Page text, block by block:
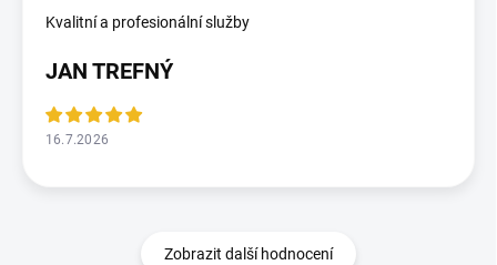
Kvalitní a profesionální služby
JAN TREFNÝ
16.7.2026
Zobrazit další hodnocení